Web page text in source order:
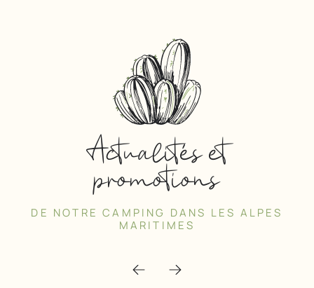
Actualités et
promotions
DE NOTRE CAMPING DANS LES ALPES
MARITIMES